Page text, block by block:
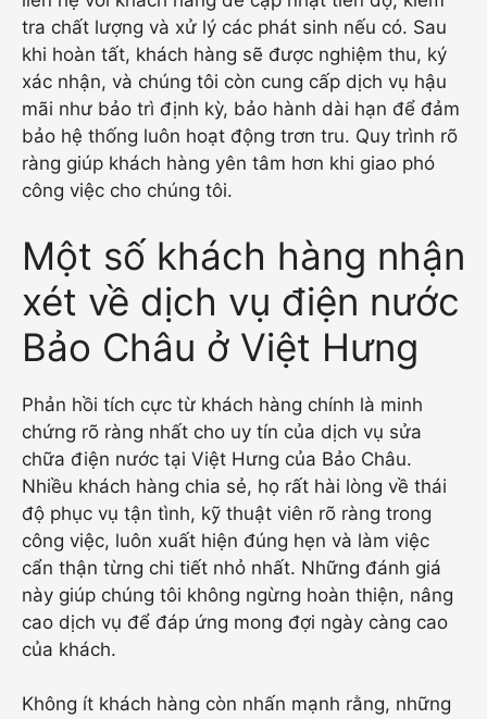
tra chất lượng và xử lý các phát sinh nếu có. Sau
khi hoàn tất, khách hàng sẽ được nghiệm thu, ký
xác nhận, và chúng tôi còn cung cấp dịch vụ hậu
mãi như bảo trì định kỳ, bảo hành dài hạn để đảm
bảo hệ thống luôn hoạt động trơn tru. Quy trình rõ
ràng giúp khách hàng yên tâm hơn khi giao phó
công việc cho chúng tôi.
Một số khách hàng nhận
xét về dịch vụ điện nước
Bảo Châu ở Việt Hưng
Phản hồi tích cực từ khách hàng chính là minh
chứng rõ ràng nhất cho uy tín của dịch vụ sửa
chữa điện nước tại Việt Hưng của Bảo Châu.
Nhiều khách hàng chia sẻ, họ rất hài lòng về thái
độ phục vụ tận tình, kỹ thuật viên rõ ràng trong
công việc, luôn xuất hiện đúng hẹn và làm việc
cẩn thận từng chi tiết nhỏ nhất. Những đánh giá
này giúp chúng tôi không ngừng hoàn thiện, nâng
cao dịch vụ để đáp ứng mong đợi ngày càng cao
của khách.
Không ít khách hàng còn nhấn mạnh rằng, những